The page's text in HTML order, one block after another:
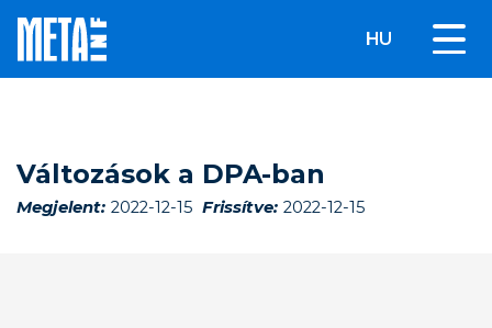
HU
Változások a DPA-ban
Megjelent: 2022-12-15 Frissítve: 2022-12-15